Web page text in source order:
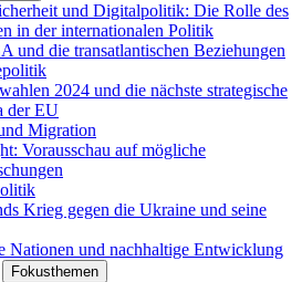
und Digitalpolitik: Die Rolle des
in der internationalen Politik
und die transatlantischen Beziehungen
2024 und die nächste strategische
der EU
Migration
Vorausschau auf mögliche
Krieg gegen die Ukraine und seine
Nationen und nachhaltige Entwicklung
Fokusthemen